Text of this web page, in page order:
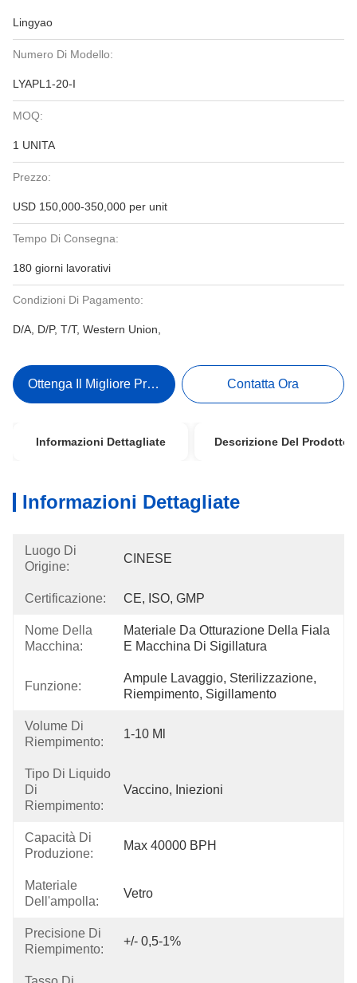
Lingyao
Numero Di Modello:
LYAPL1-20-I
MOQ:
1 UNITA
Prezzo:
USD 150,000-350,000 per unit
Tempo Di Consegna:
180 giorni lavorativi
Condizioni Di Pagamento:
D/A, D/P, T/T, Western Union,
Ottenga Il Migliore Prezzo Contatta Ora
Informazioni Dettagliate Descrizione Del Prodotto
Informazioni Dettagliate
Luogo Di
Origine:
CINESE
Certificazione: CE, ISO, GMP
Nome Della
Macchina:
Materiale Da Otturazione Della Fiala
E Macchina Di Sigillatura
Funzione:
Ampule Lavaggio, Sterilizzazione,
Riempimento, Sigillamento
Volume Di
Riempimento:
1-10 Ml
Tipo Di Liquido
Di
Riempimento:
Vaccino, Iniezioni
Capacità Di
Produzione:
Max 40000 BPH
Materiale
Dell'ampolla:
Vetro
Precisione Di
Riempimento:
+/- 0,5-1%